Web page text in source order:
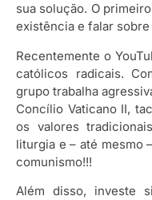
sua solução. O
existência e falar sobre
Recentemente o
católicos radicais.
grupo trabalha
Concílio Vaticano II,
os valores
liturgia e – até mesmo
comunismo!!!
Além disso, investe